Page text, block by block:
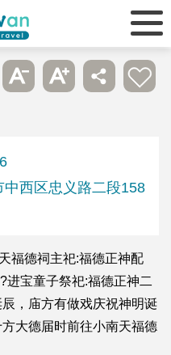
西区忠义路二段158
福德祠主祀:福德正神配
进宝童子祭祀:福德正神二
，庙方有做戏庆祝神明诞
大德届时前往小南天福德